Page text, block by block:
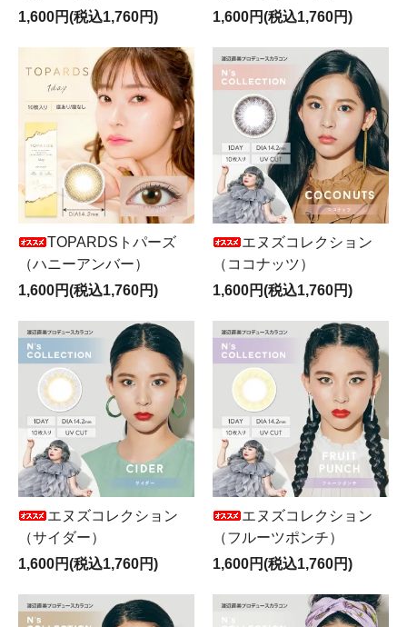
1,600円(税込1,760円)
1,600円(税込1,760円)
TOPARDSトパーズ
（ハニーアンバー）
1,600円(税込1,760円)
エヌズコレクション
（ココナッツ）
1,600円(税込1,760円)
エヌズコレクション
（サイダー）
1,600円(税込1,760円)
エヌズコレクション
（フルーツポンチ）
1,600円(税込1,760円)